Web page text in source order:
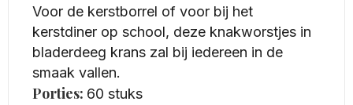
Voor de kerstborrel of voor bij het
kerstdiner op school, deze knakworstjes in
bladerdeeg krans zal bij iedereen in de
smaak vallen.
Porties: 60 stuks